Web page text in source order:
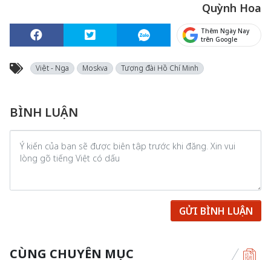
Quỳnh Hoa
Thêm Ngày Nay
trên Google
Việt - Nga Moskva Tượng đài Hồ Chí Minh
BÌNH LUẬN
GỬI BÌNH LUẬN
CÙNG CHUYÊN MỤC